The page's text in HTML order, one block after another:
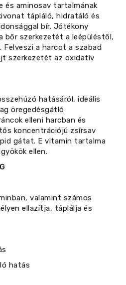
és aminosav tartalmának
tápláló, hidratáló és
bír. Jótékony
bőr szerkezetét a leépüléstől,
Felveszi a harcot a szabad
szerkezetét az oxidatív
hatásáról, ideális
öregedésgátló
elleni harcban és
koncentrációjú zsírsav
gátat. E vitamin tartalma
ellen.
valamint számos
ellazítja, táplálja és
hatás